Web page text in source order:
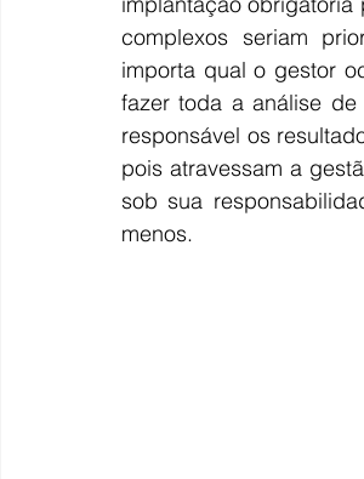
complexos seriam
importa qual o gestor
fazer toda a análise
responsável os
pois atravessam a
sob sua
menos.